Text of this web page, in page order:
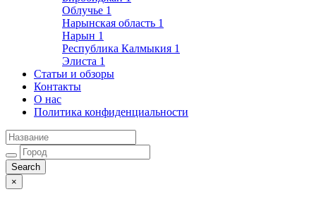
Облучье 1
Нарынская область 1
Нарын 1
Республика Калмыкия 1
Элиста 1
Статьи и обзоры
Контакты
О нас
Политика конфиденциальности
×